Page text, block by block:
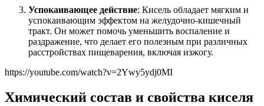
Успокаивающее действие: Кисель обладает мягким и
успокаивающим эффектом на желудочно-кишечный
тракт. Он может помочь уменьшить воспаление и
раздражение, что делает его полезным при различных
расстройствах пищеварения, включая изжогу.
https://youtube.com/watch?v=2Ywy5ydj0MI
Химический состав и свойства киселя